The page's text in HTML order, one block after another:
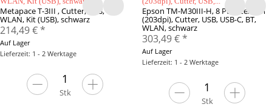
Metapace T-3III , Cutter, USB,
WLAN, Kit (USB), schwarz
214,49 €*
Auf Lager
Lieferzeit: 1 - 2 Werktage
Stk
Epson TM-M30III-H, 8 Punkte/mm
(203dpi), Cutter, USB, USB-C, BT,
WLAN, schwarz
303,49 €*
Auf Lager
Lieferzeit: 1 - 2 Werktage
Stk